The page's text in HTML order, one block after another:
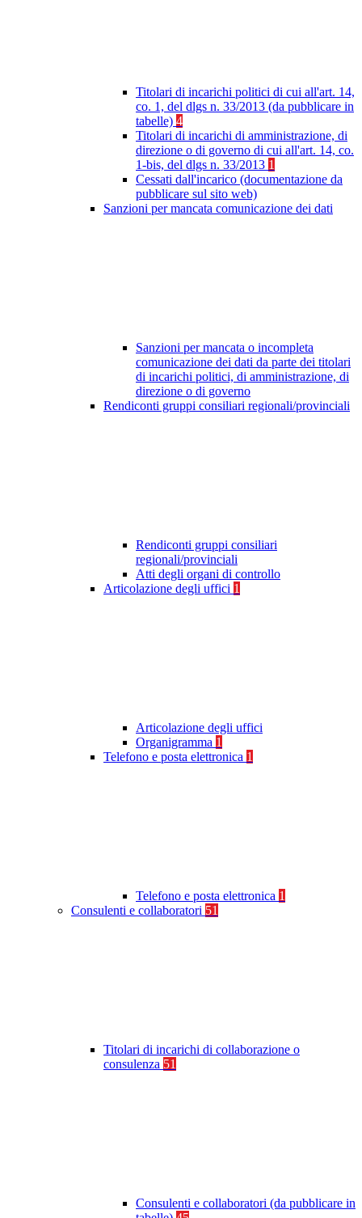
Titolari di incarichi politici di cui all'art. 14,
co. 1, del dlgs n. 33/2013 (da pubblicare in
tabelle) 4
Titolari di incarichi di amministrazione, di
direzione o di governo di cui all'art. 14, co.
1-bis, del dlgs n. 33/2013 1
Cessati dall'incarico (documentazione da
pubblicare sul sito web)
Sanzioni per mancata comunicazione dei dati
Sanzioni per mancata o incompleta
comunicazione dei dati da parte dei titolari
di incarichi politici, di amministrazione, di
direzione o di governo
Rendiconti gruppi consiliari regionali/provinciali
Rendiconti gruppi consiliari
regionali/provinciali
Atti degli organi di controllo
Articolazione degli uffici 1
Articolazione degli uffici
Organigramma 1
Telefono e posta elettronica 1
Telefono e posta elettronica 1
Consulenti e collaboratori 51
Titolari di incarichi di collaborazione o
consulenza 51
Consulenti e collaboratori (da pubblicare in